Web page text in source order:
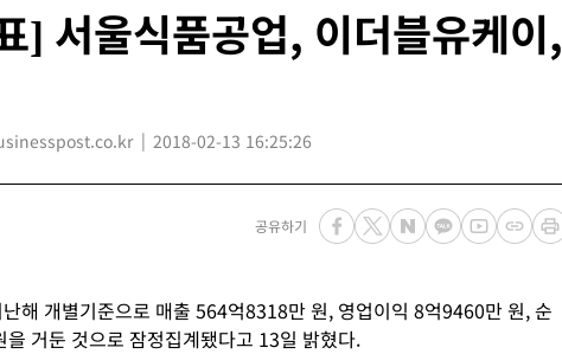
] 서울식품공업, 이더블유케이,
2018-02-13 16:25:26
공유하기
해 개별기준으로 매출 564억8318만 원, 영업이익 8억9460만 원, 순
거둔 것으로 잠정집계됐다고 13일 밝혔다.